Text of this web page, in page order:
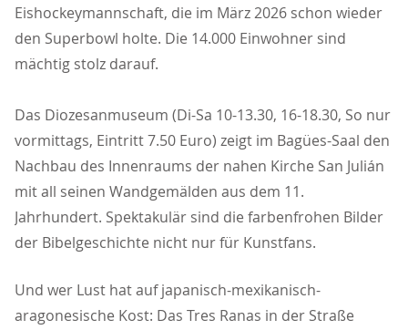
Eishockeymannschaft, die im März 2026 schon wieder
den Superbowl holte. Die 14.000 Einwohner sind
mächtig stolz darauf.
Das Diozesanmuseum (Di-Sa 10-13.30, 16-18.30, So nur
vormittags, Eintritt 7.50 Euro) zeigt im Bagües-Saal den
Nachbau des Innenraums der nahen Kirche San Julián
mit all seinen Wandgemälden aus dem 11.
Jahrhundert. Spektakulär sind die farbenfrohen Bilder
der Bibelgeschichte nicht nur für Kunstfans.
Und wer Lust hat auf japanisch-mexikanisch-
aragonesische Kost: Das Tres Ranas in der Straße